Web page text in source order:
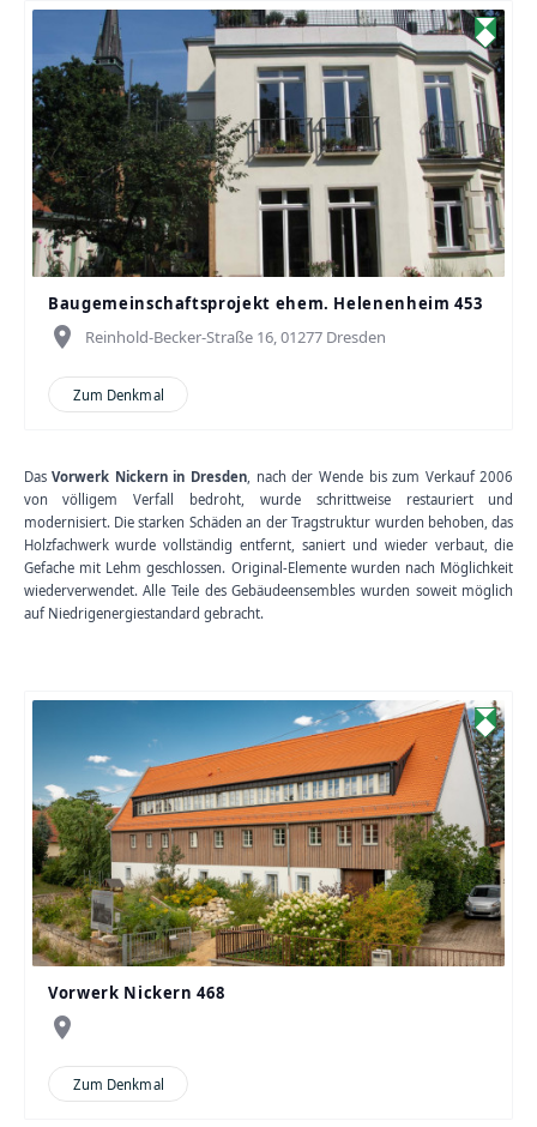
Baugemeinschaftsprojekt ehem. Helenenheim 453
place Reinhold-Becker-Straße 16, 01277 Dresden
Zum Denkmal
DasVorwerk Nickern in Dresden , nach der Wende bis zum Verkauf 2006
von völligem Verfall bedroht, wurde schrittweise restauriert und
modernisiert. Die starken Schäden an der Tragstruktur wurden behoben, das
Holzfachwerk wurde vollständig entfernt, saniert und wieder verbaut, die
Gefache mit Lehm geschlossen. Original-Elemente wurden nach Möglichkeit
wiederverwendet. Alle Teile des Gebäudeensembles wurden soweit möglich
auf Niedrigenergiestandard gebracht.
Vorwerk Nickern 468
place
Zum Denkmal